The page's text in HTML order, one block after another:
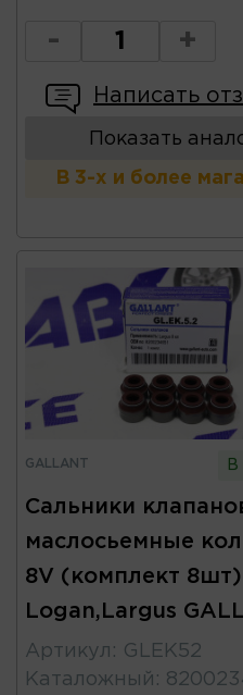
- +
Написать
Показать
В 3-х и более
GALLANT В
Сальники
маслосьемные
8V (комплект 8шт)
Logan,Largus
Артикул : GLEK52
Каталожный :